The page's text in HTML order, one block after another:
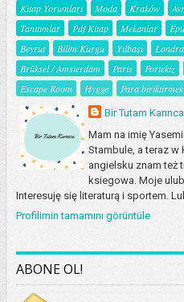
Kitap Yorumları
Moda Kraków
Tanıtımlar
Pdf Kitap Mekanlar
Beyrut
Bilim Kurgu Yılbaşı Londra
Brüksel / Amsterdam
Paris Portekiz
Escape Room
Hygge Para biriktirmek
Bir Tutam Karınca
Mam na imię
Stambule, a teraz
angielsku znam też
ksiegowa. Moje
Interesuję się literaturą i sportem.
Profilimin tamamını görüntüle
ABONE OL!